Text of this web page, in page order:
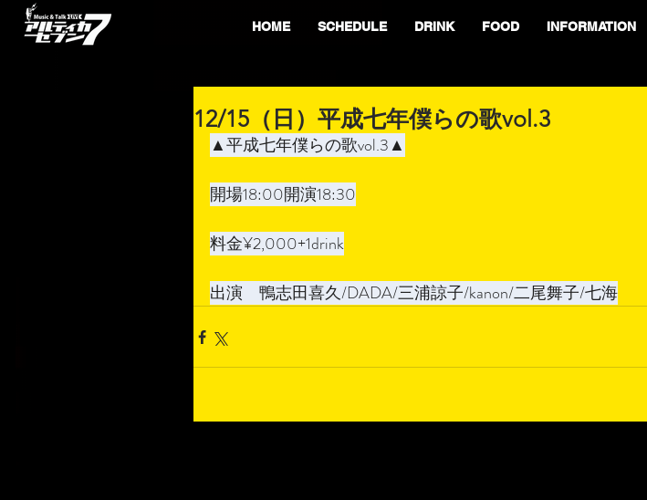
HOME SCHEDULE DRINK FOOD INFORMATION
12/15（日）平成七年僕らの歌vol.3
▲平成七年僕らの歌vol.3▲
開場18:00開演18:30
料金¥2,000+1drink
出演　鴨志田喜久/DADA/三浦諒子/kanon/二尾舞子/七海